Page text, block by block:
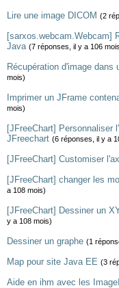
Lire une image DICOM (2
[sarxos.webcam.Webcam]
Java (7 réponses, il y a 106
Récupération d'image dans
mois)
Imprimer un JFrame
mois)
[JFreeChart] Personnaliser
JFreechart (6 réponses, il y a
[JFreeChart] Customiser
[JFreeChart] changer les
a 108 mois)
[JFreeChart] Dessiner un
y a 108 mois)
Dessiner un graphe (1
Map pour site Java EE (3
Aide en ihm avec les